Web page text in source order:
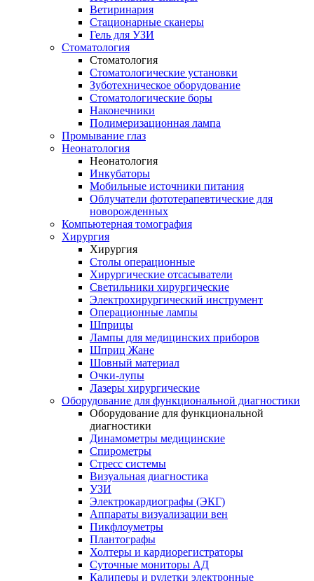
Ветиринария
Стационарные сканеры
Гель для УЗИ
Стоматология
Стоматология
Стоматологические установки
Зуботехническое оборудование
Стоматологические боры
Наконечники
Полимеризационная лампа
Промывание глаз
Неонатология
Неонатология
Инкубаторы
Мобильные источники питания
Облучатели фототерапевтические для
новорожденных
Компьютерная томография
Хирургия
Хирургия
Столы операционные
Хирургические отсасыватели
Светильники хирургические
Электрохирургический инструмент
Операционные лампы
Шприцы
Лампы для медицинских приборов
Шприц Жане
Шовный материал
Очки-лупы
Лазеры хирургические
Оборудование для функциональной диагностики
Оборудование для функциональной
диагностики
Динамометры медицинские
Спирометры
Стресс системы
Визуальная диагностика
УЗИ
Электрокардиографы (ЭКГ)
Аппараты визуализации вен
Пикфлоуметры
Плантографы
Холтеры и кардиорегистраторы
Суточные мониторы АД
Калиперы и рулетки электронные